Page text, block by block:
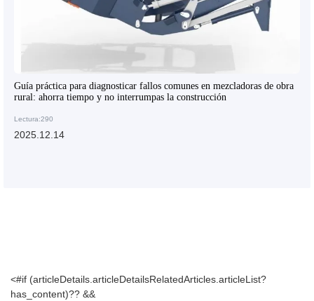
Guía práctica para diagnosticar fallos comunes en mezcladoras de obra
rural: ahorra tiempo y no interrumpas la construcción
Lectura:290
2025.12.14
<#if (articleDetails.articleDetailsRelatedArticles.articleList?
has_content)?? &&